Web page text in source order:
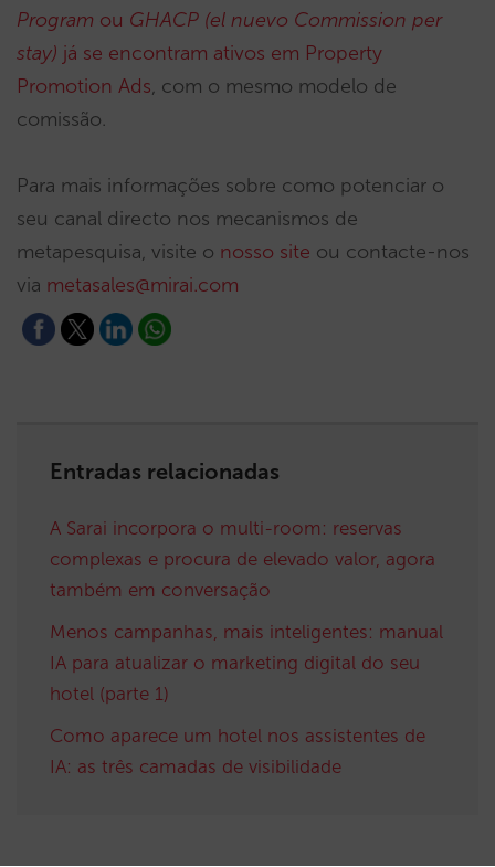
Program ou GHACP (el nuevo Commission per
stay) já se encontram ativos em Property
Promotion Ads, com o mesmo modelo de
comissão.
Para mais informações sobre como potenciar o
seu canal directo nos mecanismos de
metapesquisa, visite o nosso site ou contacte-nos
via metasales@mirai.com
Entradas relacionadas
A Sarai incorpora o multi-room: reservas
complexas e procura de elevado valor, agora
também em conversação
Menos campanhas, mais inteligentes: manual
IA para atualizar o marketing digital do seu
hotel (parte 1)
Como aparece um hotel nos assistentes de
IA: as três camadas de visibilidade